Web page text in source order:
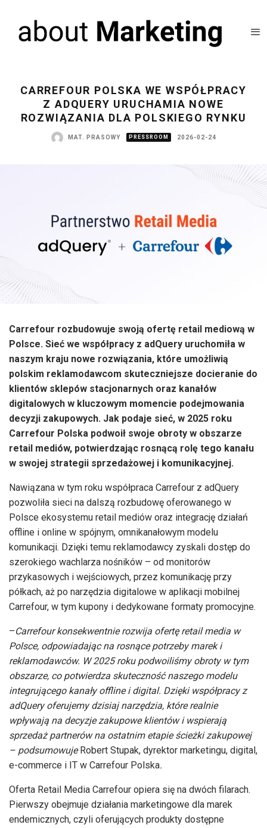
CARREFOUR POLSKA WE WSPÓŁPRACY
Z ADQUERY URUCHAMIA NOWE
ROZWIĄZANIA DLA POLSKIEGO RYNKU
MAT. PRASOWY PRESSROOM 2026-02-24
Carrefour rozbudowuje swoją ofertę retail mediową w
Polsce. Sieć we współpracy z adQuery uruchomiła w
naszym kraju nowe rozwiązania, które umożliwią
polskim reklamodawcom skuteczniejsze docieranie do
klientów sklepów stacjonarnych oraz kanałów
digitalowych w kluczowym momencie podejmowania
decyzji zakupowych. Jak podaje sieć, w 2025 roku
Carrefour Polska podwoił swoje obroty w obszarze
retail mediów, potwierdzając rosnącą rolę tego kanału
w swojej strategii sprzedażowej i komunikacyjnej.
Nawiązana w tym roku współpraca Carrefour z adQuery
pozwoliła sieci na dalszą rozbudowę oferowanego w
Polsce ekosystemu retail mediów oraz integrację działań
offline i online w spójnym, omnikanałowym modelu
komunikacji. Dzięki temu reklamodawcy zyskali dostęp do
szerokiego wachlarza nośników – od monitorów
przykasowych i wejściowych, przez komunikację przy
półkach, aż po narzędzia digitalowe w aplikacji mobilnej
Carrefour, w tym kupony i dedykowane formaty promocyjne.
–Carrefour konsekwentnie rozwija ofertę retail media w
Polsce, odpowiadając na rosnące potrzeby marek i
reklamodawców. W 2025 roku podwoiliśmy obroty w tym
obszarze, co potwierdza skuteczność naszego modelu
integrującego kanały offline i digital. Dzięki współpracy z
adQuery oferujemy dzisiaj narzędzia, które realnie
wpływają na decyzje zakupowe klientów i wspierają
sprzedaż partnerów na ostatnim etapie ścieżki zakupowej
– podsumowujeRobert Stupak, dyrektor marketingu, digital,
e-commerce i IT w Carrefour Polska.
Oferta Retail Media Carrefour opiera się na dwóch filarach.
Pierwszy obejmuje działania marketingowe dla marek
endemicznych, czyli oferujących produkty dostępne